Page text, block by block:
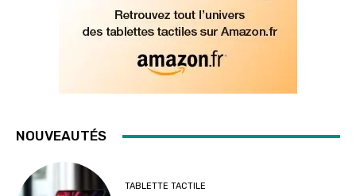
NOUVEAUTÉS
TABLETTE TACTILE